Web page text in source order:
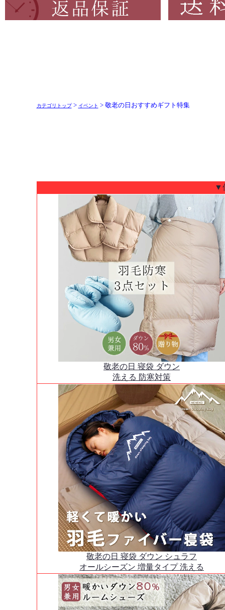
カテゴリトップ> イベント > 敬老の日おすすめギフト特集
▼
敬老の日 寝袋 ダウン
洗える 防寒対策
敬老の日 寝袋 ダウン シュラフ
オールシーズン 増量タイプ 洗える